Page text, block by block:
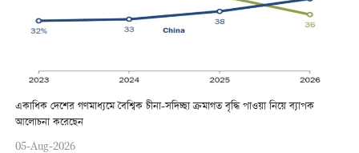
একাধিক দেশের গণমাধ্যমে বৈশ্বিক চীনা-সদিচ্ছা ক্রমাগত বৃদ্ধি পাওয়া নিয়ে ব্যাপক
আলোচনা করেছেন
05-Aug-2026